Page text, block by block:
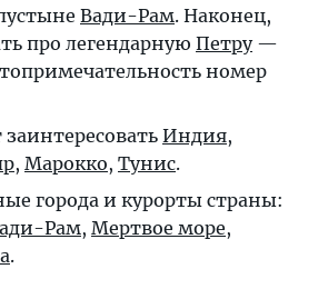
Вади-Рам. Наконец,
про легендарную Петру—
номер
Индия,
, Марокко, Тунис.
города и курорты страны:
Рам, Мертвое море,
.